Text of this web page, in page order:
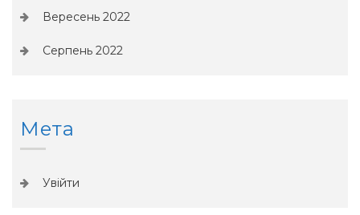
Вересень 2022
Серпень 2022
Мета
Увійти